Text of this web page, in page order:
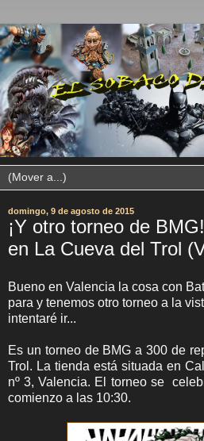
domingo, 9 de agosto de 2015
¡Y otro torneo de
en La Cueva del Trol
Bueno en Valencia la cosa con
para y tenemos otro torneo a la
intentaré ir...
Es un torneo de BMG a 300 de
Trol. La tienda está situada en
nº 3, Valencia. El torneo se
comienzo a las 10:30.